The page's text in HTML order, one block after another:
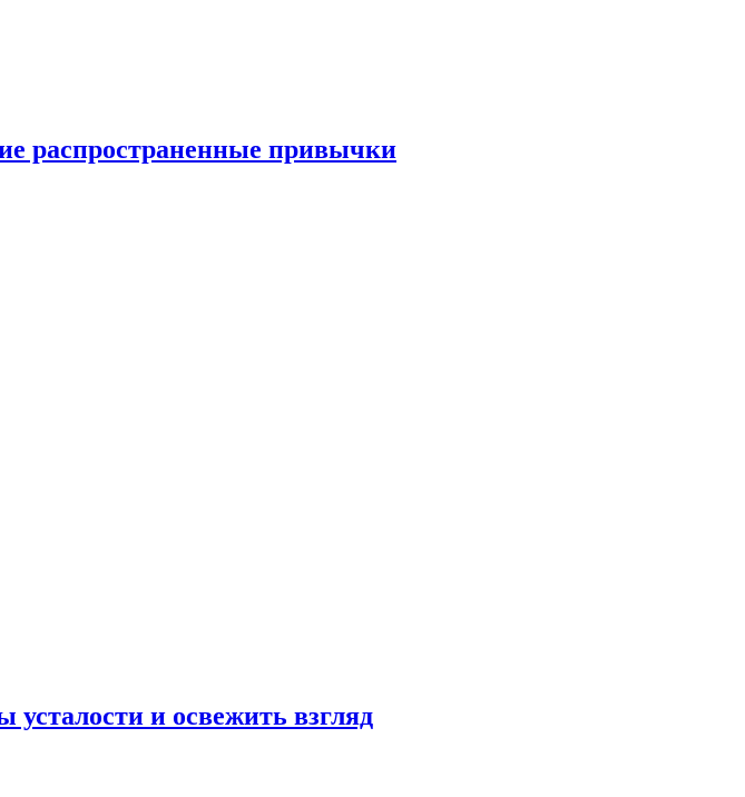
распространенные привычки
и освежить взгляд